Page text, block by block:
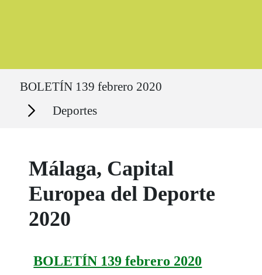
BOLETÍN 139 febrero 2020
Secciones Deportes
Málaga, Capital
Europea del Deporte
2020
BOLETÍN 139 febrero 2020